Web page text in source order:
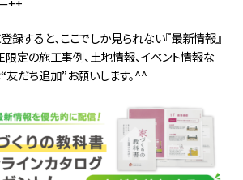
すると、ここでしか見られない『最新情報』
限定の施工事例、土地情報、イベント情報な
友だち追加”お願いします。^^